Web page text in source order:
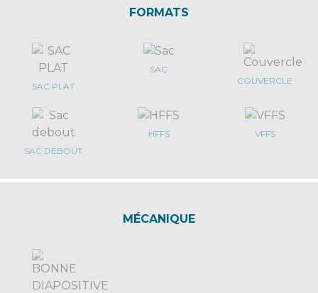
FORMATS
SAC PLAT
SAC
COUVERCLE
SAC DEBOUT
HFFS VFFS
MÉCANIQUE